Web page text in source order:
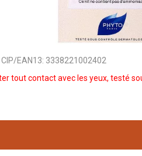
CIP/EAN13: 3338221002402
tout contact avec les yeux, testé